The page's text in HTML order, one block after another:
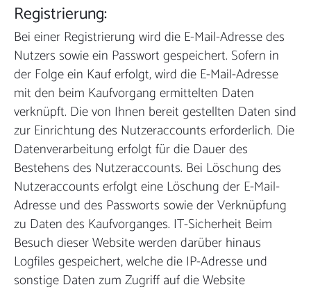
Registrierung:
Bei einer Registrierung wird die E-Mail-Adresse des
Nutzers sowie ein Passwort gespeichert. Sofern in
der Folge ein Kauf erfolgt, wird die E-Mail-Adresse
mit den beim Kaufvorgang ermittelten Daten
verknüpft. Die von Ihnen bereit gestellten Daten sind
zur Einrichtung des Nutzeraccounts erforderlich. Die
Datenverarbeitung erfolgt für die Dauer des
Bestehens des Nutzeraccounts. Bei Löschung des
Nutzeraccounts erfolgt eine Löschung der E-Mail-
Adresse und des Passworts sowie der Verknüpfung
zu Daten des Kaufvorganges. IT-Sicherheit Beim
Besuch dieser Website werden darüber hinaus
Logfiles gespeichert, welche die IP-Adresse und
sonstige Daten zum Zugriff auf die Website